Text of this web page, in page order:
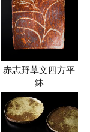
赤志野草文四方平
鉢